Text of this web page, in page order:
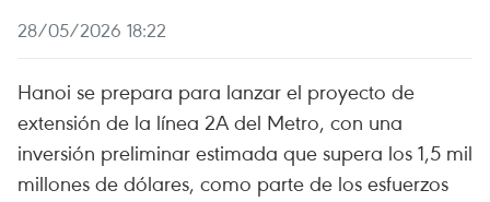
28/05/2026 18:22
Hanoi se prepara para lanzar el proyecto de
extensión de la línea 2A del Metro, con una
inversión preliminar estimada que supera los 1,5 mil
millones de dólares, como parte de los esfuerzos